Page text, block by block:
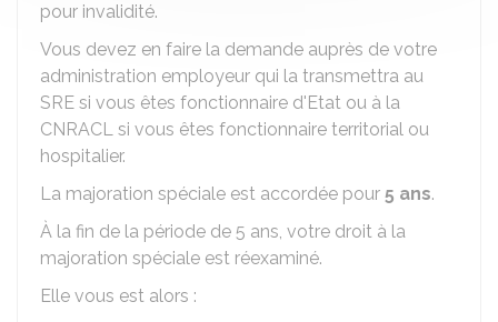
pour invalidité.
Vous devez en faire la demande auprès de votre
administration employeur qui la transmettra au
SRE si vous êtes fonctionnaire d'Etat ou à la
CNRACL si vous êtes fonctionnaire territorial ou
hospitalier.
La majoration spéciale est accordée pour 5 ans.
À la fin de la période de 5 ans, votre droit à la
majoration spéciale est réexaminé.
Elle vous est alors :